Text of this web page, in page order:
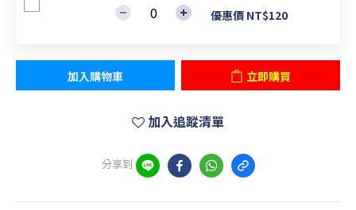
優惠價 NT$120
加入購物車 立即購買
加入追蹤清單
分享到